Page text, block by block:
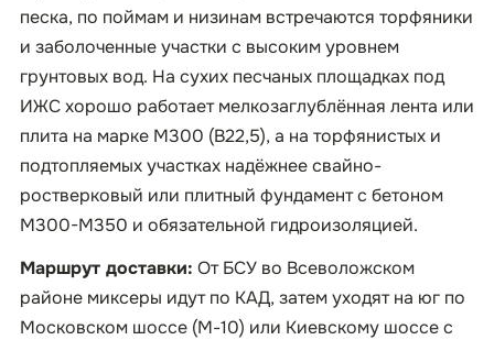
песка, по поймам и низинам встречаются торфяники
и заболоченные участки с высоким уровнем
грунтовых вод. На сухих песчаных площадках под
ИЖС хорошо работает мелкозаглублённая лента или
плита на марке М300 (B22,5), а на торфянистых и
подтопляемых участках надёжнее свайно-
ростверковый или плитный фундамент с бетоном
М300-М350 и обязательной гидроизоляцией.
Маршрут доставки: От БСУ во Всеволожском
районе миксеры идут по КАД, затем уходят на юг по
Московском шоссе (М-10) или Киевскому шоссе с